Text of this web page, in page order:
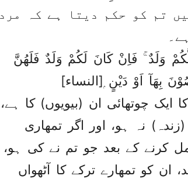
تم کو حکم دیتا ہے کہ مرد
وَلَدٌ ۚ فَاِنْ كَانَ لَكُمْ وَلَدٌ فَلَھُنَّ
بِھَآ اَوْ دَيْنٍ ۭ[النساء]
چوتھائی ان (بیویوں) کا ہے،
نہ ہو، اور اگر تمھاری
کرنے کے بعد جو تم نے کی ہو،
ان کو تمھارے ترکے کا آٹھواں